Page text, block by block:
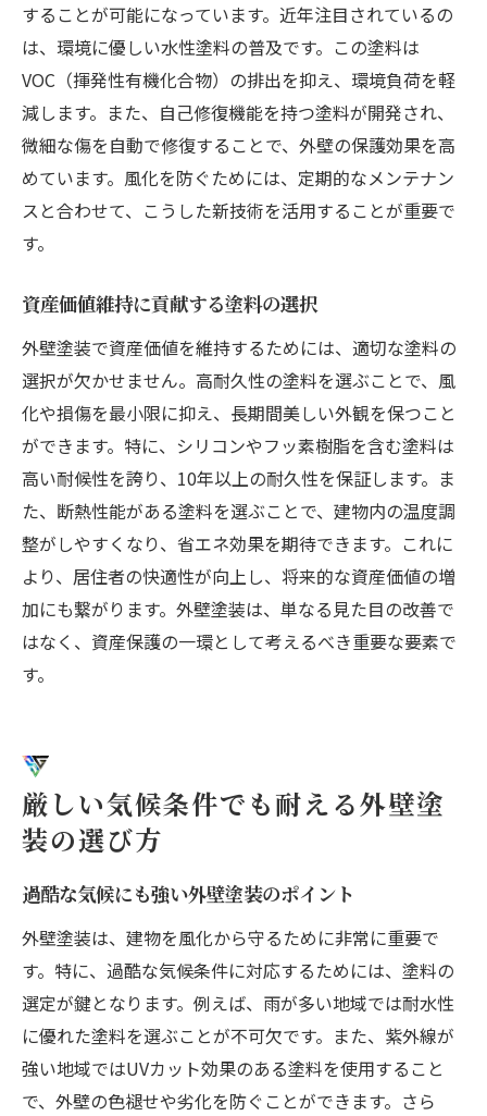
することが可能になっています。近年注目されているの
は、環境に優しい水性塗料の普及です。この塗料は
VOC（揮発性有機化合物）の排出を抑え、環境負荷を軽
減します。また、自己修復機能を持つ塗料が開発され、
微細な傷を自動で修復することで、外壁の保護効果を高
めています。風化を防ぐためには、定期的なメンテナン
スと合わせて、こうした新技術を活用することが重要で
す。
資産価値維持に貢献する塗料の選択
外壁塗装で資産価値を維持するためには、適切な塗料の
選択が欠かせません。高耐久性の塗料を選ぶことで、風
化や損傷を最小限に抑え、長期間美しい外観を保つこと
ができます。特に、シリコンやフッ素樹脂を含む塗料は
高い耐候性を誇り、10年以上の耐久性を保証します。ま
た、断熱性能がある塗料を選ぶことで、建物内の温度調
整がしやすくなり、省エネ効果を期待できます。これに
より、居住者の快適性が向上し、将来的な資産価値の増
加にも繋がります。外壁塗装は、単なる見た目の改善で
はなく、資産保護の一環として考えるべき重要な要素で
す。
厳しい気候条件でも耐える外壁塗
装の選び方
過酷な気候にも強い外壁塗装のポイント
外壁塗装は、建物を風化から守るために非常に重要で
す。特に、過酷な気候条件に対応するためには、塗料の
選定が鍵となります。例えば、雨が多い地域では耐水性
に優れた塗料を選ぶことが不可欠です。また、紫外線が
強い地域ではUVカット効果のある塗料を使用すること
で、外壁の色褪せや劣化を防ぐことができます。さら